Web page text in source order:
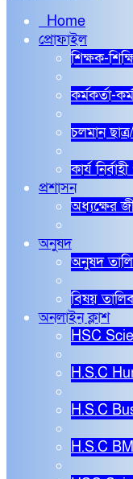
Home
প্রোফাইল
শিক্ষক-
কর্মকর্তা-
চলমান
কার্য
প্রশাসন
অধ্যক্ষের
অনুষদ
অনুষদ
বিষয়
অনলাইন ক্লাশ
HSC
H.S.C
H.S.C
H.S.C